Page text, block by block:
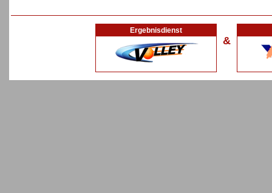
Ergebnisdienst
&